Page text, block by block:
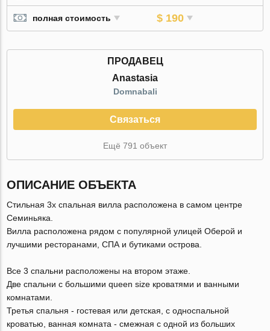
полная стоимость $ 190
ПРОДАВЕЦ
Anastasia
Domnabali
Связаться
Ещё 791 объект
ОПИСАНИЕ ОБЪЕКТА
Стильная 3х спальная вилла расположена в самом центре
Семиньяка.
Вилла расположена рядом с популярной улицей Оберой и
лучшими ресторанами, СПА и бутиками острова.
Все 3 спальни расположены на втором этаже.
Две спальни с большими queen size кроватями и ванными
комнатами.
Третья спальня - гостевая или детская, с односпальной
кроватью, ванная комната - смежная с одной из больших